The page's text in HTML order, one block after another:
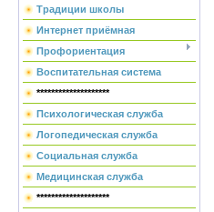
Традиции школы
Интернет приёмная
Профориентация
Воспитательная система
********************
Психологическая служба
Логопедическая служба
Социальная служба
Медицинская служба
********************